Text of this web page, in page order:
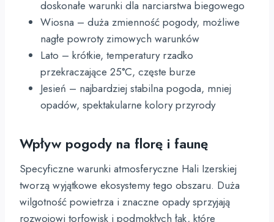
doskonałe warunki dla narciarstwa biegowego
Wiosna – duża zmienność pogody, możliwe
nagłe powroty zimowych warunków
Lato – krótkie, temperatury rzadko
przekraczające 25°C, częste burze
Jesień – najbardziej stabilna pogoda, mniej
opadów, spektakularne kolory przyrody
Wpływ pogody na florę i faunę
Specyficzne warunki atmosferyczne Hali Izerskiej
tworzą wyjątkowe ekosystemy tego obszaru. Duża
wilgotność powietrza i znaczne opady sprzyjają
rozwojowi torfowisk i podmokłych łąk, które